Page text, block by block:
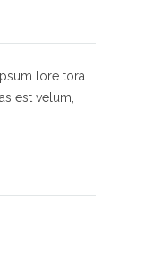
lore tora
est velum,